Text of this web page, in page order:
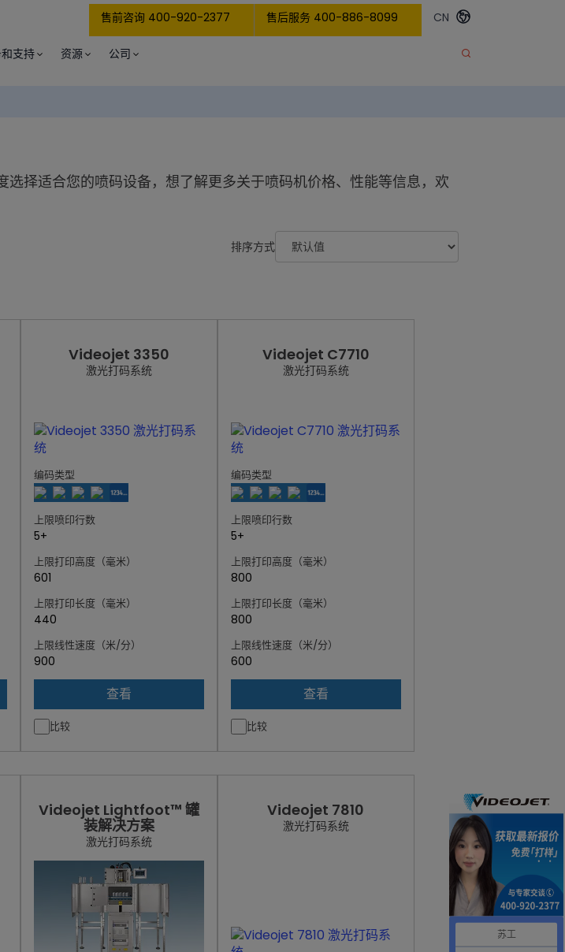
售前咨询 400-920-2377 售后服务 400-886-8099 CN
支持 资源 公司
择适合您的喷码设备，想了解更多关于喷码机价格、性能等信息，欢
排序方式
Videojet 3350
激光打码系统
编码类型
上限喷印行数
5+
上限打印高度（毫米）
601
上限打印长度（毫米）
440
上限线性速度（米/分）
900
查看
比较
Videojet C7710
激光打码系统
编码类型
上限喷印行数
5+
上限打印高度（毫米）
800
上限打印长度（毫米）
800
上限线性速度（米/分）
600
查看
比较
Videojet Lightfoot™ 罐
装解决方案
激光打码系统
Videojet 7810
激光打码系统
苏工